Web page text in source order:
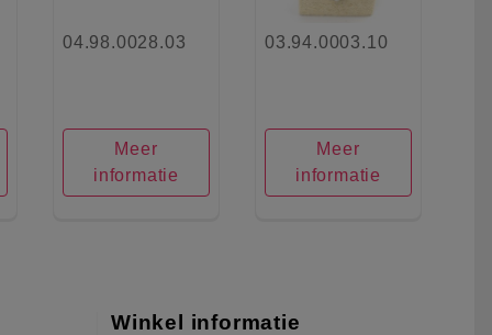
04.98.0028.03
Meer
informatie
03.94.0003.10
Meer
informatie
Winkel informatie